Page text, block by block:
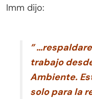
Imm dijo:
”
trabajo
Ambiente.
solo para la